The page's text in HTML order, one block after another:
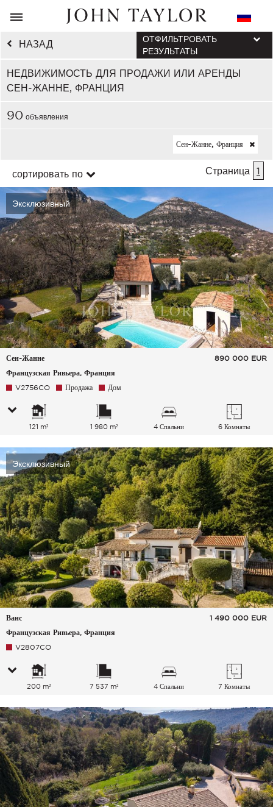
НАЗАД
НЕДВИЖИМОСТЬ ДЛЯ ПРОДАЖИ ИЛИ АРЕНДЫ
СЕН-ЖАННЕ, ФРАНЦИЯ
ОТФИЛЬТРОВАТЬ
РЕЗУЛЬТАТЫ
90 объявления
Сен-Жанне, Франция
сортировать по Страница 1
Эксклюзивный
Сен-Жанне
Французская Ривьера, Франция
890 000 EUR
V2756CO Продажа Дом
121 m² 1 980 m² 4 Спальни 6 Комнаты
Эксклюзивный
Ванс
Французская Ривьера, Франция
1 490 000 EUR
V2807CO
200 m² 7 537 m² 4 Спальни 7 Комнаты